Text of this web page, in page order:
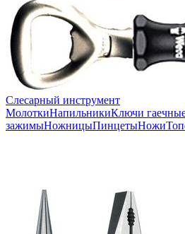
Слесарный инструмент
МолоткиНапильникиКлючи
зажимыНожницыПинцетыНожи